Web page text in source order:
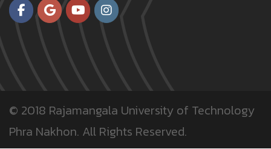
© 2018 Rajamangala University of Technology
Phra Nakhon. All Rights Reserved.